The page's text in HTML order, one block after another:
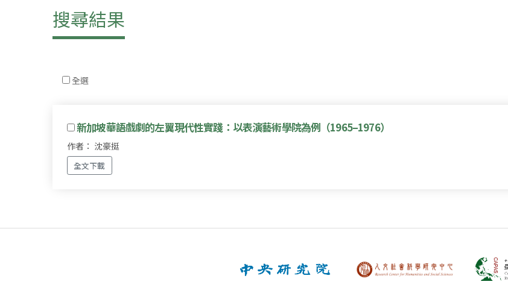
搜尋結果
全選
新加坡華語戲劇的左翼現代性實踐：以表演藝術學院為例（1965–1976）
作者： 沈豪挺
全文下載